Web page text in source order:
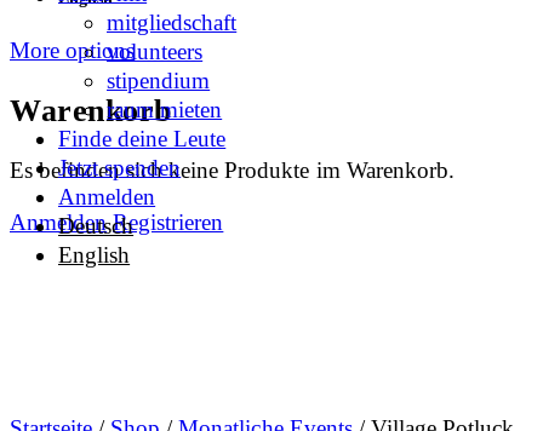
More options
Warenkorb
Es befinden sich keine Produkte im Warenkorb.
Anmelden Registrieren
mitgliedschaft
volunteers
stipendium
raum mieten
Finde deine Leute
Jetzt spenden
Anmelden
Deutsch
English